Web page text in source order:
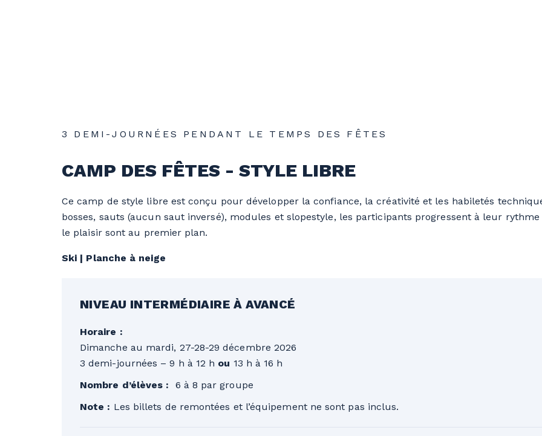
3 DEMI-JOURNÉES PENDANT LE TEMPS DES FÊTES
CAMP DES FÊTES - STYLE LIBRE
Ce camp de style libre est conçu pour développer la confiance, la créativité et les habiletés
bosses, sauts (aucun saut inversé), modules et slopestyle, les participants progressent à leur
le plaisir sont au premier plan.
Ski | Planche à neige
NIVEAU INTERMÉDIAIRE À AVANCÉ
Horaire :
Dimanche au mardi, 27-28-29 décembre 2026
3 demi-journées – 9 h à 12 h ou 13 h à 16 h
Nombre d’élèves : 6 à 8 par groupe
Note : Les billets de remontées et l’équipement ne sont pas inclus.